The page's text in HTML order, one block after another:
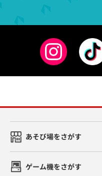
あそび場をさがす
ゲーム機をさがす